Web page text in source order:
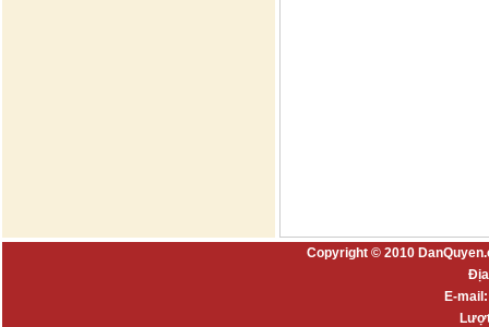
Copyright © 2010
E-